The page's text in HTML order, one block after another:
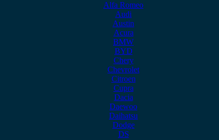
Alfa Romeo
Audi
Austin
Acura
BMW
BYD
Chery
Chevrolet
Citroen
Cupra
Dacia
Daewoo
Daihatsu
Dodge
DS